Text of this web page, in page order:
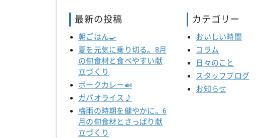
最新の投稿
朝ごはん🍳
夏を元気に乗り切る。8月
の旬食材と食べやすい献
立づくり
ポークカレー🍛
ガパオライス♪
梅雨の時期を健やかに。6
月の旬食材とさっぱり献
立づくり
カテゴリー
おいしい時間
コラム
日々のこと
スタッフブログ
お知らせ